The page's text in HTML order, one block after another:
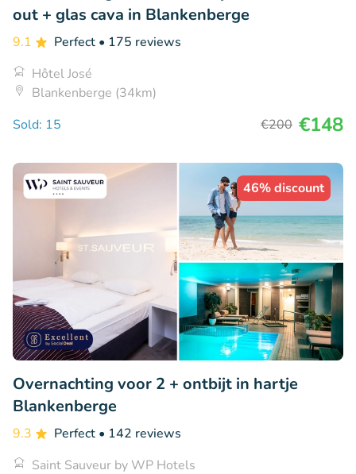
out + glas cava in Blankenberge
9.1 Perfect • 175 reviews
Hôtel José
Blankenberge (34km)
Sold: 15
€200 €148
46% discount
Overnachting voor 2 + ontbijt in hartje
Blankenberge
9.3 Perfect • 142 reviews
Saint Sauveur by WP Hotels